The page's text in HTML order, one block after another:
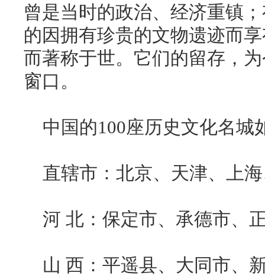
曾是当时的政治、经济重镇
的因拥有珍贵的文物遗迹而
而著称于世。它们的留存，
窗口。
中国的100座历史文化名城
直辖市：北京、天津、上
河 北：保定市、承德市、
山 西：平遥县、大同市、